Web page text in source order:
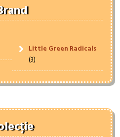
Little Green Radicals
(3)